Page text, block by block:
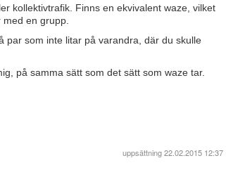
kollektivtrafik. Finns en ekvivalent waze, vilket
en grupp.
par som inte litar på varandra, där du skulle
på samma sätt som det sätt som waze tar.
uppsättning22.02.2015 12:37